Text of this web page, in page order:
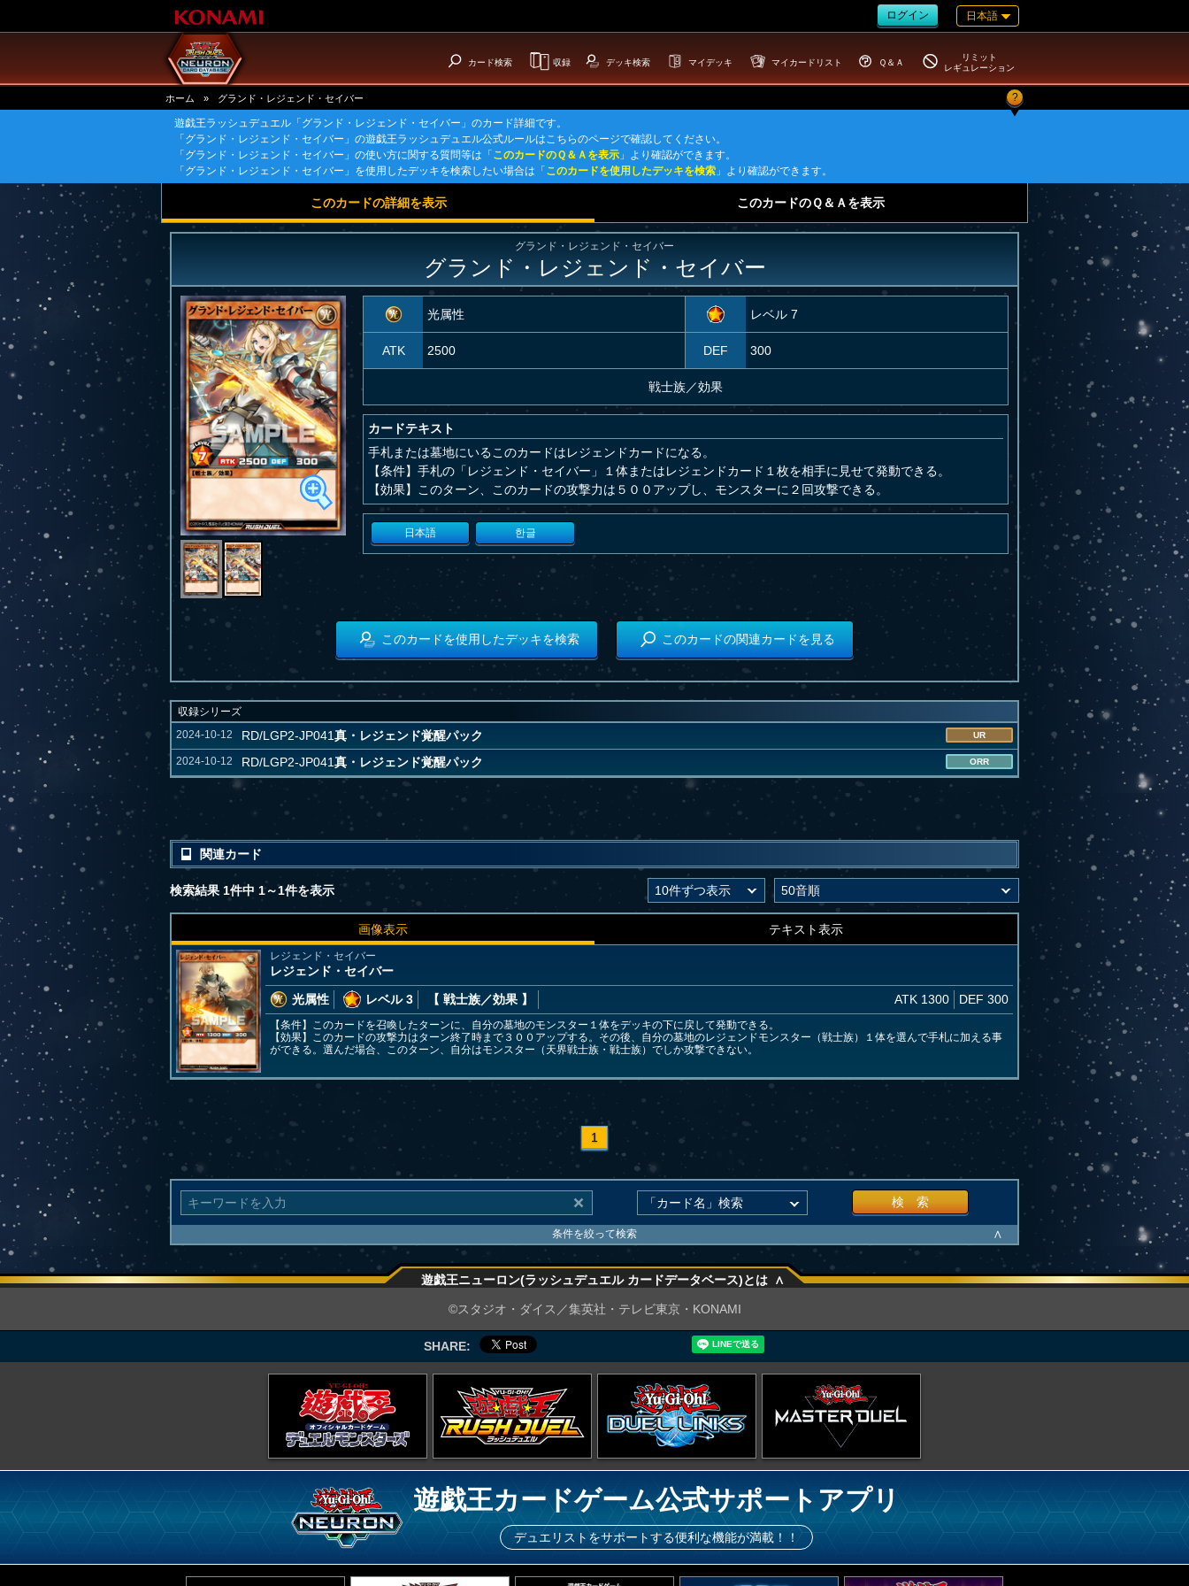
ログイン 日本語
カード検索 収録 デッキ検索 マイデッキ マイカードリスト Ｑ＆Ａ
リミット
レギュレーション
ホーム » グランド・レジェンド・セイバー ?
遊戯王ラッシュデュエル「グランド・レジェンド・セイバー」のカード詳細です。
「グランド・レジェンド・セイバー」の遊戯王ラッシュデュエル公式ルールはこちらのページで確認してください。
「グランド・レジェンド・セイバー」の使い方に関する質問等は「 このカードのＱ＆Ａを表示 」より確認ができます。
「グランド・レジェンド・セイバー」を使用したデッキを検索したい場合は「 このカードを使用したデッキを検索 」より確認ができます。
このカードの詳細を表示 このカードのＱ＆Ａを表示
グランド・レジェンド・セイバー
グランド・レジェンド・セイバー
光属性 レベル 7
ATK 2500 DEF 300
戦士族／効果
カードテキスト
手札または墓地にいるこのカードはレジェンドカードになる。
【条件】手札の「レジェンド・セイバー」１体またはレジェンドカード１枚を相手に見せて発動できる。
【効果】このターン、このカードの攻撃力は５００アップし、モンスターに２回攻撃できる。
日本語 한글
このカードを使用したデッキを検索 このカードの関連カードを見る
収録シリーズ
2024-10-12
RD/LGP2-JP041真・レジェンド覚醒パック UR
2024-10-12 RD/LGP2-JP041真・レジェンド覚醒パック ORR
関連カード
検索結果 1件中 1～1件を表示
画像表示 テキスト表示
レジェンド・セイバー
レジェンド・セイバー
光属性
レベル 3 【 戦士族／効果 】 ATK 1300 DEF 300
【条件】このカードを召喚したターンに、自分の墓地のモンスター１体をデッキの下に戻して発動できる。
【効果】このカードの攻撃力はターン終了時まで３００アップする。その後、自分の墓地のレジェンドモンスター（戦士族）１体を選んで手札に加える事
ができる。選んだ場合、このターン、自分はモンスター（天界戦士族・戦士族）でしか攻撃できない。
1
検 索
条件を絞って検索 ∧
遊戯王ニューロン(ラッシュデュエル カードデータベース)とは ∧
©スタジオ・ダイス／集英社・テレビ東京・KONAMI
SHARE:
遊戯王カードゲーム公式サポートアプリ
デュエリストをサポートする便利な機能が満載！！